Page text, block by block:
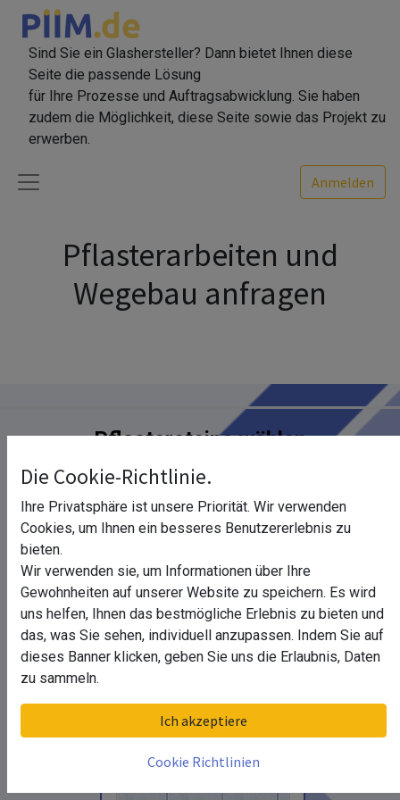
Sind Sie ein Glashersteller? Dann bietet Ihnen diese
Seite die passende Lösung
für Ihre Prozesse und Auftragsabwicklung. Sie haben
zudem die Möglichkeit, diese Seite sowie das Projekt zu
erwerben.
Anmelden
Pflasterarbeiten und
Wegebau anfragen
Pflastersteine wählen
aus Betonstein
Die Cookie-Richtlinie.
Ihre Privatsphäre ist unsere Priorität. Wir verwenden
Cookies, um Ihnen ein besseres Benutzererlebnis zu
bieten.
Wir verwenden sie, um Informationen über Ihre
Gewohnheiten auf unserer Website zu speichern. Es wird
uns helfen, Ihnen das bestmögliche Erlebnis zu bieten und
das, was Sie sehen, individuell anzupassen. Indem Sie auf
dieses Banner klicken, geben Sie uns die Erlaubnis, Daten
zu sammeln.
Ich akzeptiere
Cookie Richtlinien